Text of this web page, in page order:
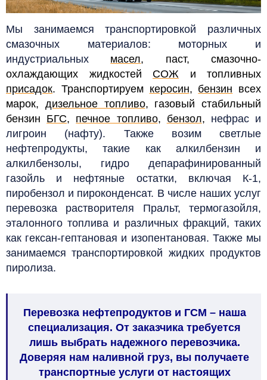
Мы занимаемся транспортировкой различных
смазочных материалов: моторных и
индустриальных масел, паст, смазочно-
охлаждающих жидкостей СОЖ и топливных
присадок. Транспортируем керосин, бензин всех
марок, дизельное топливо, газовый стабильный
бензин БГС, печное топливо, бензол, нефрас и
лигроин (нафту). Также возим светлые
нефтепродукты, такие как алкилбензин и
алкилбензолы, гидро депарафинированный
газойль и нефтяные остатки, включая К-1,
пиробензол и пироконденсат. В числе наших услуг
перевозка растворителя Пральт, термогазойля,
эталонного топлива и различных фракций, таких
как гексан-гептановая и изопентановая. Также мы
занимаемся транспортировкой жидких продуктов
пиролиза.
Перевозка нефтепродуктов и ГСМ – наша
специализация. От заказчика требуется
лишь выбрать надежного перевозчика.
Доверяя нам наливной груз, вы получаете
транспортные услуги от настоящих